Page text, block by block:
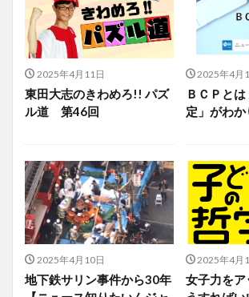
2025年4月11日
東田大志のきわめろ!! パズ
ル道 第46回
2025年4月
ＢＣＰと
定」がわ
2025年4月10日
地下鉄サリン事件から30年
2025年4月
女子力を